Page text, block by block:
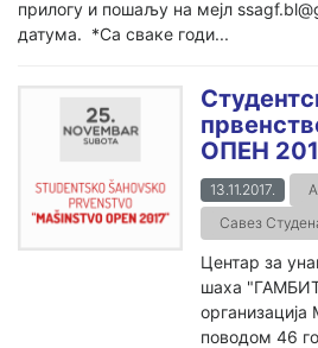
прилогу и пошаљу на мејл
датума. *Са сваке годи...
ОПЕН
13.11.2017.
Савез
Центар за
шаха
поводом 46